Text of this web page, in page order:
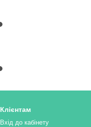
Клієнтам
Вхід до кабінету